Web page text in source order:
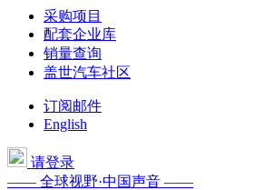
采购项目
配套企业库
销量查询
盖世汽车社区
订阅邮件
English
请登录
—— 全球视野·中国声音 ——